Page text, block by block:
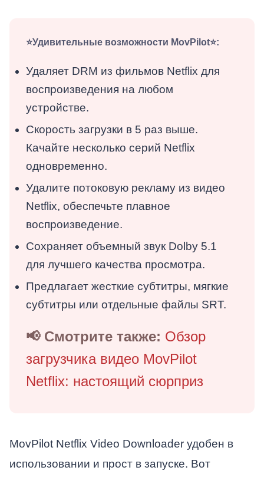
⭐Удивительные возможности MovPilot⭐:
Удаляет DRM из фильмов Netflix для
воспроизведения на любом
устройстве.
Скорость загрузки в 5 раз выше.
Качайте несколько серий Netflix
одновременно.
Удалите потоковую рекламу из видео
Netflix, обеспечьте плавное
воспроизведение.
Сохраняет объемный звук Dolby 5.1
для лучшего качества просмотра.
Предлагает жесткие субтитры, мягкие
субтитры или отдельные файлы SRT.
📢 Смотрите также: Обзор
загрузчика видео MovPilot
Netflix: настоящий сюрприз
MovPilot Netflix Video Downloader удобен в
использовании и прост в запуске. Вот